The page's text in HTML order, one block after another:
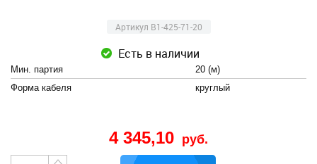
Артикул B1-425-71-20
Есть в наличии
Мин. партия
20 (м)
Форма кабеля
круглый
4 345,10 руб.